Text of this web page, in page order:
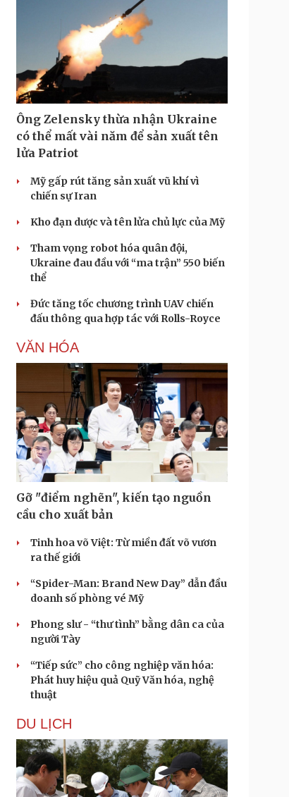
Ông Zelensky thừa nhận Ukraine
có thể mất vài năm để sản xuất tên
lửa Patriot
Mỹ gấp rút tăng sản xuất vũ khí vì
chiến sự Iran
Kho đạn dược và tên lửa chủ lực của Mỹ
Tham vọng robot hóa quân đội,
Ukraine đau đầu với “ma trận” 550 biến
thể
Đức tăng tốc chương trình UAV chiến
đấu thông qua hợp tác với Rolls-Royce
VĂN HÓA
Gỡ "điểm nghẽn", kiến tạo nguồn
cầu cho xuất bản
Tinh hoa võ Việt: Từ miền đất võ vươn
ra thế giới
“Spider-Man: Brand New Day” dẫn đầu
doanh số phòng vé Mỹ
Phong slư - “thư tình” bằng dân ca của
người Tày
“Tiếp sức” cho công nghiệp văn hóa:
Phát huy hiệu quả Quỹ Văn hóa, nghệ
thuật
DU LỊCH